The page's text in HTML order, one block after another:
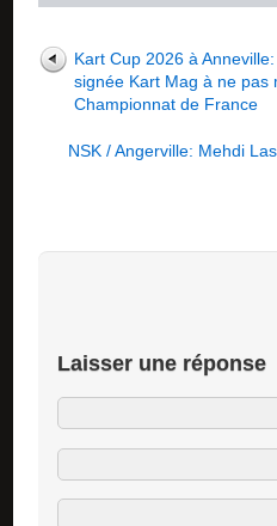
Kart Cup 2026 à
signée Kart Mag à ne pas
Championnat de France
NSK / Angerville: Mehdi
Laisser une réponse